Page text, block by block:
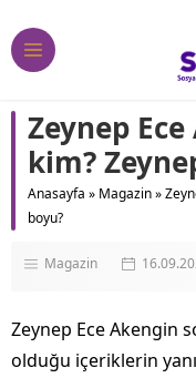
Zeynep
kim?
Anasayfa » Magazin»
boyu?
Magazin
Zeynep Ece Akengin
olduğu içeriklerin